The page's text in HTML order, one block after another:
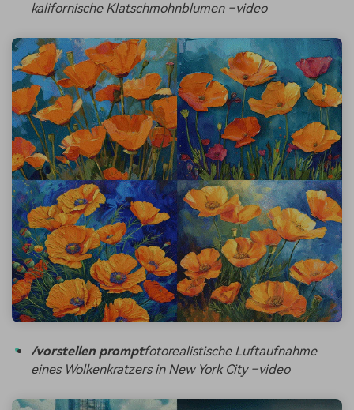
kalifornische Klatschmohnblumen –video
/vorstellen promptfotorealistische Luftaufnahme
eines Wolkenkratzers in New York City –video